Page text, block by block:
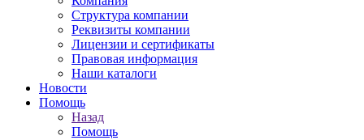
Структура компании
Реквизиты компании
Лицензии и сертификаты
Правовая информация
Наши каталоги
Новости
Помощь
Назад
Помощь